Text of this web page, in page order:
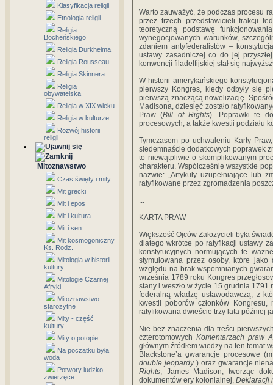
Klasyfikacja religii
Etnologia religii
Religia
Bocheńskiego
Religia Durkheima
Religia Rousseau
Religia Skinnera
Religia
obywatelska
Religia w XIX wieku
Religia w kulturze
Rozwój historii
religii
Mitoznawstwo
Czas święty i mity
Mit grecki
Mit i epos
Mit i kultura
Mit i sen
Mit kosmogoniczny
Ks. Rodz.
Mitologia w historii
kultury
Mitologie Czarnej
Afryki
Mitoznawstwo
starożytne
Mity - część
kultury
Mity o potopie
Na początku była
woda
Potwory ludzko-
zwierzęce
Warto zauważyć, że podczas procesu
przez trzech przedstawicieli frakcji
teoretyczną podstawę
wynegocjowanych warunków,
zdaniem antyfederalistów –
ustawy zasadniczej co do jej
konwencji filadelfijskiej stał się
W historii amerykańskiego
pierwszy Kongres, kiedy odbyły się
pierwszą znaczącą nowelizację.
Madisona, dziesięć zostało
Praw (Bill of Rights). Poprawki te
procesowych, a także kwestii podziału
Tymczasem po uchwaleniu Karty
siedemnaście dodatkowych poprawek
to niewątpliwie o skomplikowanym
charakteru. Współcześnie wszystkie
nazwie: „Artykuły uzupełniające lub
ratyfikowane przez zgromadzenia
...
KARTA PRAW
Większość Ojców Założycieli była
dlatego wkrótce po ratyfikacji ustawy
konstytucyjnych normujących te
stymulowana przez osoby, które
względu na brak wspomnianych
września 1789 roku Kongres
stany i weszło w życie 15 grudnia 1791
federalną władzę ustawodawczą, z
kwestii poborów członków
ratyfikowana dwieście trzy lata później
Nie bez znaczenia dla treści
czterotomowychKomentarzach praw
głównym źródłem wiedzy na ten temat
Blackstone’a gwarancje procesowe
double jeopardy ) oraz gwarancje
Rights, James Madison, tworząc
dokumentów ery kolonialnej, Deklaracji